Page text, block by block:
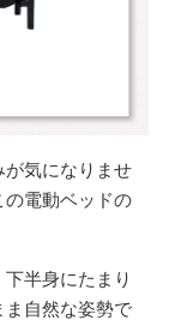
気になりませ
電動ベッドの
半身にたまり
自然な姿勢で